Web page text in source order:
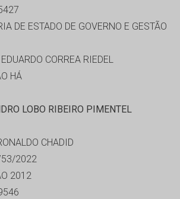
DE ESTADO DE GOVERNO E GESTÃO
EDUARDO CORREA RIEDEL
HÁ
LOBO RIBEIRO PIMENTEL
CHADID
2022
2012